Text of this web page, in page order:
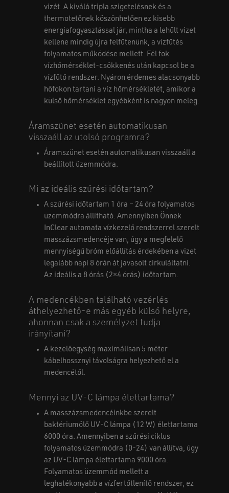
vizét. A kiváló tripla szigetelésnek és a
thermotetőnek köszönhetően ez kisebb
energiafogyasztással jár, mintha a lehűlt vizet
kellene mindig újra felfűtenünk, a vízfűtés
folyamatos működése mellett. Fél fok
vízhőmérséklet-csökkenés után kapcsol be a
vízfűtő rendszer. Nyáron érdemes alacsonyabb
hőfokon tartani a víz hőmérsékletét, amikor a
külső hőmérséklet egyébként is nagyon meleg.
Áramszünet esetén automatikusan
visszaáll az utolsó programra?
Áramszünet esetén automatikusan visszaáll a
beállított üzemmódra.
Mi az ideális szűrési időtartam?
A szűrési időtartam 1 óra – 24 óra folyamatos
üzemmódra állítható. Amennyiben Önnek
InClear automata vízkezelő rendszerrel szerelt
masszázsmedencéje van, úgy a megfelelő
mennyiségű bróm előállítás érdekében a vizet
legalább napi 8 órán át javasolt cirkuláltatni.
Az ideális a 8 órás (2×4 órás) időtartam.
A medencékben található vezérlés
áthelyezhető-e más egyéb külső helyre,
ahonnan csak a személyzet tudja
irányítani?
A kezelőegység maximálisan 5 méter
kábelhossznyi távolságra helyezhető el a
medencétől.
Mennyi az UV-C lámpa élettartama?
A masszázsmedencéinkbe szerelt
baktériumölő UV-C lámpa (12 W) élettartama
6000 óra. Amennyiben a szűrési ciklus
folyamatos üzemmódra (0-24) van állítva, úgy
az UV-C lámpa élettartama 9000 óra.
Folyamatos üzemmód mellett a
leghatékonyabb a vízfertőtlenítő rendszer, ez